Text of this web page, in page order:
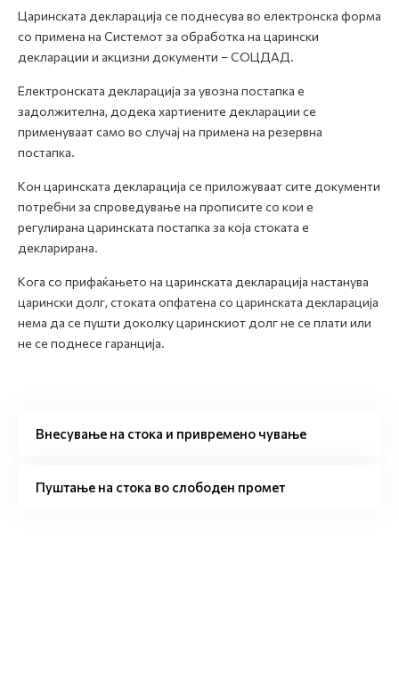
Царинската декларација се поднесува во електронска форма
со примена на Системот за обработка на царински
декларации и акцизни документи – СОЦДАД.
Електронската декларација за увозна постапка е
задолжителна, додека хартиените декларации се
применуваат само во случај на примена на резервна
постапка.
Кон царинската декларација се приложуваат сите документи
потребни за спроведување на прописите со кои е
регулирана царинската постапка за која стоката е
декларирана.
Кога со прифаќањето на царинската декларација настанува
царински долг, стоката опфатена со царинската декларација
нема да се пушти доколку царинскиот долг не се плати или
не се поднесе гаранција.
Внесување на стока и привремено чување
Пуштање на стока во слободен промет